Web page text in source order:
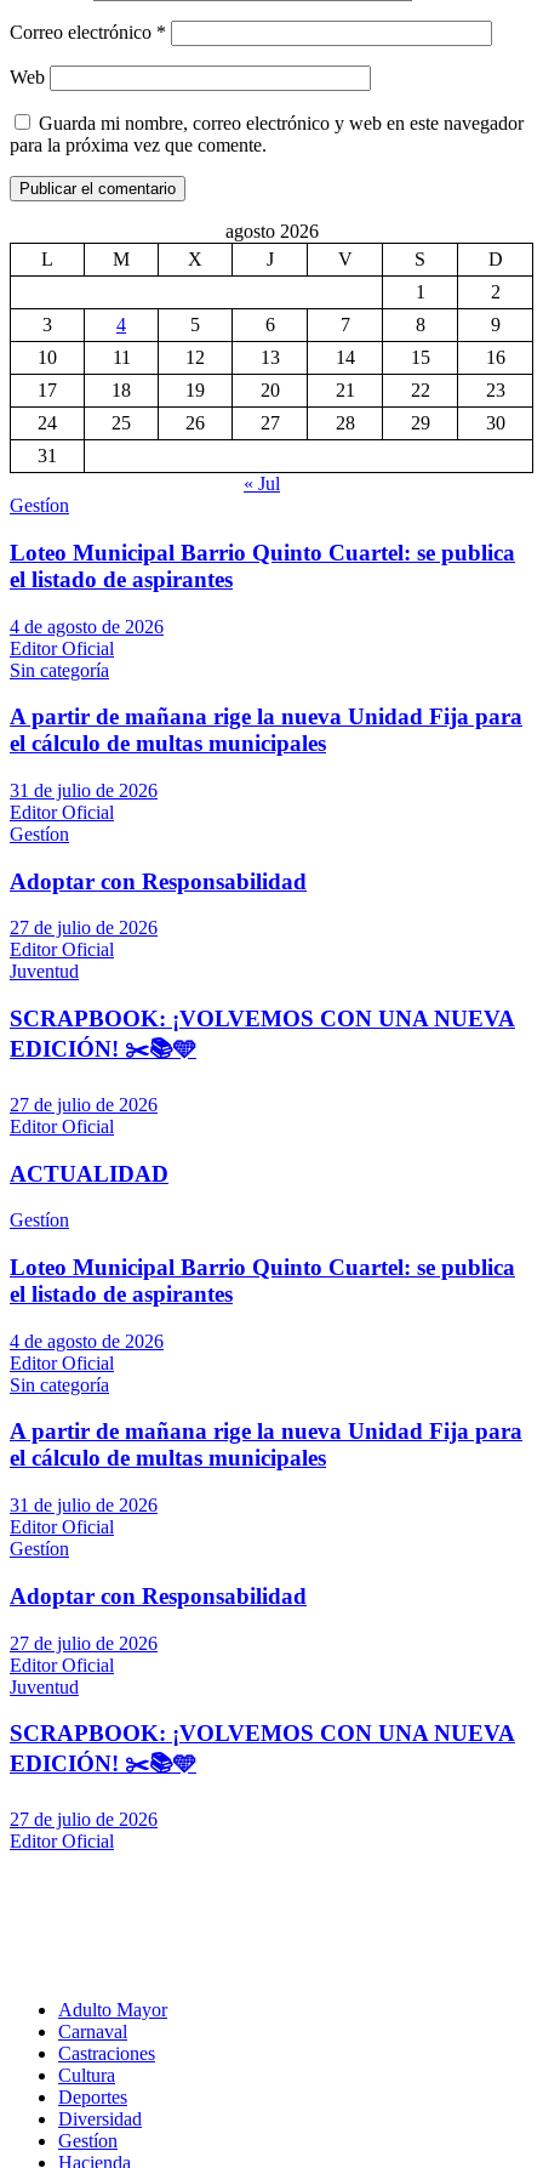
Correo electrónico *
Web
Guarda mi nombre, correo electrónico y web en este navegador
para la próxima vez que comente.
agosto 2026
L
M X J V S
D
1
2
3
4 5 6 7 8
9
10
11 12 13 14 15
16
17
18 19 20 21 22
23
24
25 26 27 28 29
30
31
« Jul
Gestíon
Loteo Municipal Barrio Quinto Cuartel: se publica
el listado de aspirantes
4 de agosto de 2026
Editor Oficial
Sin categoría
A partir de mañana rige la nueva Unidad Fija para
el cálculo de multas municipales
31 de julio de 2026
Editor Oficial
Gestíon
Adoptar con Responsabilidad
27 de julio de 2026
Editor Oficial
Juventud
SCRAPBOOK: ¡VOLVEMOS CON UNA NUEVA
EDICIÓN! ✂️📚🩵
27 de julio de 2026
Editor Oficial
ACTUALIDAD
Gestíon
Loteo Municipal Barrio Quinto Cuartel: se publica
el listado de aspirantes
4 de agosto de 2026
Editor Oficial
Sin categoría
A partir de mañana rige la nueva Unidad Fija para
el cálculo de multas municipales
31 de julio de 2026
Editor Oficial
Gestíon
Adoptar con Responsabilidad
27 de julio de 2026
Editor Oficial
Juventud
SCRAPBOOK: ¡VOLVEMOS CON UNA NUEVA
EDICIÓN! ✂️📚🩵
27 de julio de 2026
Editor Oficial
Adulto Mayor
Carnaval
Castraciones
Cultura
Deportes
Diversidad
Gestíon
Hacienda